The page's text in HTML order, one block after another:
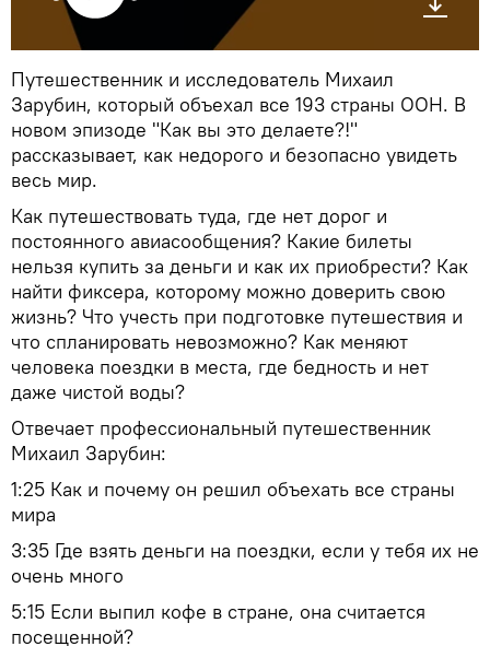
Путешественник и исследователь Михаил
Зарубин, который объехал все 193 страны ООН. В
новом эпизоде "Как вы это делаете?!"
рассказывает, как недорого и безопасно увидеть
весь мир.
Как путешествовать туда, где нет дорог и
постоянного авиасообщения? Какие билеты
нельзя купить за деньги и как их приобрести? Как
найти фиксера, которому можно доверить свою
жизнь? Что учесть при подготовке путешествия и
что спланировать невозможно? Как меняют
человека поездки в места, где бедность и нет
даже чистой воды?
Отвечает профессиональный путешественник
Михаил Зарубин:
1:25 Как и почему он решил объехать все страны
мира
3:35 Где взять деньги на поездки, если у тебя их не
очень много
5:15 Если выпил кофе в стране, она считается
посещенной?